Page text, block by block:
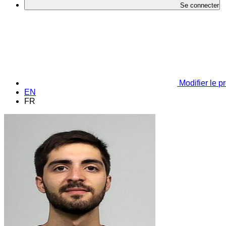
Se connecter
Modifier le
EN
FR